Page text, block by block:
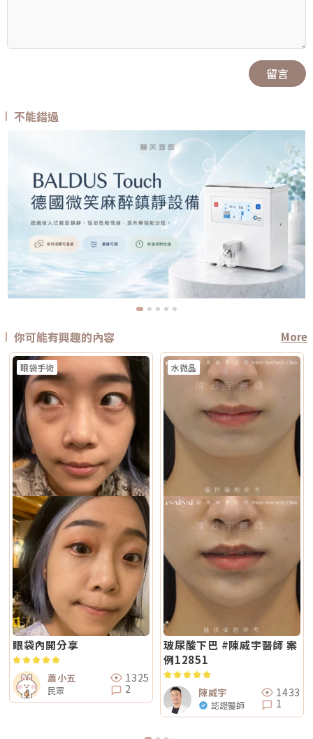
留言
不能錯過
你可能有興趣的內容 More
眼袋手術
眼袋內開分享
蕭小五
民眾
1325
2
水微晶
玻尿酸下巴 #陳威宇醫師 案
例12851
陳威宇
認證醫師
1433
1